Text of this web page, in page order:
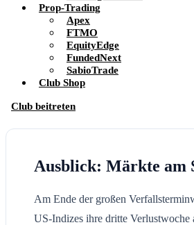
Prop-Trading
Apex
FTMO
EquityEdge
FundedNext
SabioTrade
Club Shop
Club beitreten
Ausblick: Märkte am
Am Ende der großen
US-Indizes ihre dritte Verlustwoche